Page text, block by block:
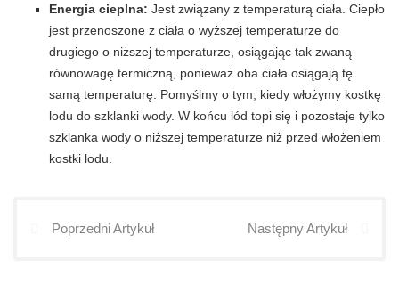
Energia cieplna: Jest związany z temperaturą ciała. Ciepło
jest przenoszone z ciała o wyższej temperaturze do
drugiego o niższej temperaturze, osiągając tak zwaną
równowagę termiczną, ponieważ oba ciała osiągają tę
samą temperaturę. Pomyślmy o tym, kiedy włożymy kostkę
lodu do szklanki wody. W końcu lód topi się i pozostaje tylko
szklanka wody o niższej temperaturze niż przed włożeniem
kostki lodu.
Poprzedni Artykuł Następny Artykuł